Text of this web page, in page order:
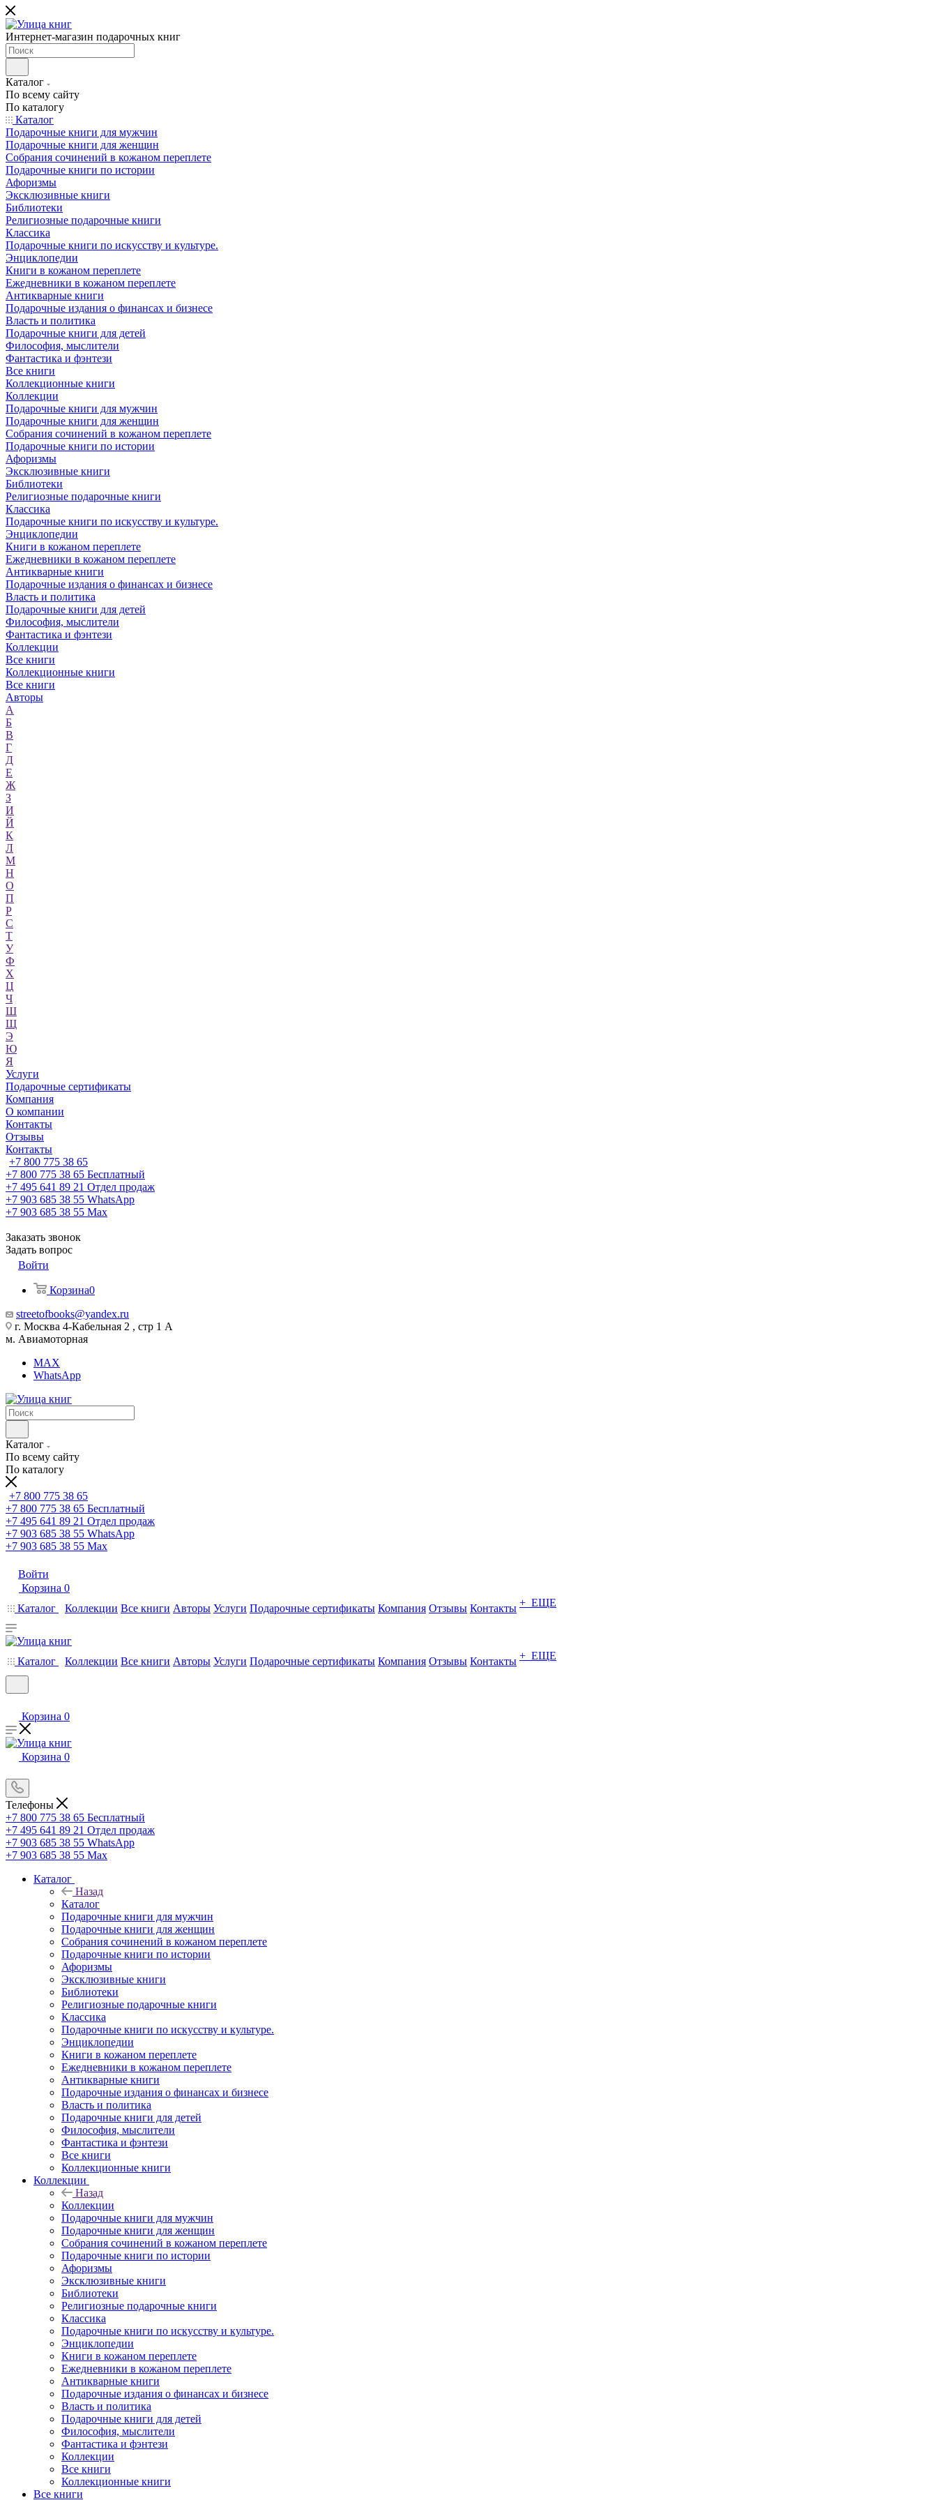
Интернет-магазин подарочных книг
Каталог
По всему сайту
По каталогу
Каталог
Подарочные книги для мужчин
Подарочные книги для женщин
Собрания сочинений в кожаном переплете
Подарочные книги по истории
Афоризмы
Эксклюзивные книги
Библиотеки
Религиозные подарочные книги
Классика
Подарочные книги по искусству и культуре.
Энциклопедии
Книги в кожаном переплете
Ежедневники в кожаном переплете
Антикварные книги
Подарочные издания о финансах и бизнесе
Власть и политика
Подарочные книги для детей
Философия, мыслители
Фантастика и фэнтези
Все книги
Коллекционные книги
Коллекции
Подарочные книги для мужчин
Подарочные книги для женщин
Собрания сочинений в кожаном переплете
Подарочные книги по истории
Афоризмы
Эксклюзивные книги
Библиотеки
Религиозные подарочные книги
Классика
Подарочные книги по искусству и культуре.
Энциклопедии
Книги в кожаном переплете
Ежедневники в кожаном переплете
Антикварные книги
Подарочные издания о финансах и бизнесе
Власть и политика
Подарочные книги для детей
Философия, мыслители
Фантастика и фэнтези
Коллекции
Все книги
Коллекционные книги
Все книги
Авторы
А
Б
В
Г
Д
Е
Ж
З
И
Й
К
Л
М
Н
О
П
Р
С
Т
У
Ф
Х
Ц
Ч
Ш
Щ
Э
Ю
Я
Услуги
Подарочные сертификаты
Компания
О компании
Контакты
Отзывы
Контакты
+7 800 775 38 65
+7 800 775 38 65 Бесплатный
+7 495 641 89 21 Отдел продаж
+7 903 685 38 55 WhatsApp
+7 903 685 38 55 Max
Заказать звонок
Задать вопрос
Войти
Корзина0
streetofbooks@yandex.ru
г. Москва 4-Кабельная 2 , стр 1 А
м. Авиамоторная
MAX
WhatsApp
Каталог
По всему сайту
По каталогу
+7 800 775 38 65
+7 800 775 38 65 Бесплатный
+7 495 641 89 21 Отдел продаж
+7 903 685 38 55 WhatsApp
+7 903 685 38 55 Max
Войти
Корзина 0
Каталог
Коллекции Все книги Авторы Услуги Подарочные сертификаты Компания Отзывы Контакты + ЕЩЕ
Каталог Коллекции Все книги Авторы Услуги Подарочные сертификаты Компания Отзывы Контакты + ЕЩЕ
Корзина 0
Корзина 0
Телефоны
+7 800 775 38 65 Бесплатный
+7 495 641 89 21 Отдел продаж
+7 903 685 38 55 WhatsApp
+7 903 685 38 55 Max
Каталог
Назад
Каталог
Подарочные книги для мужчин
Подарочные книги для женщин
Собрания сочинений в кожаном переплете
Подарочные книги по истории
Афоризмы
Эксклюзивные книги
Библиотеки
Религиозные подарочные книги
Классика
Подарочные книги по искусству и культуре.
Энциклопедии
Книги в кожаном переплете
Ежедневники в кожаном переплете
Антикварные книги
Подарочные издания о финансах и бизнесе
Власть и политика
Подарочные книги для детей
Философия, мыслители
Фантастика и фэнтези
Все книги
Коллекционные книги
Коллекции
Назад
Коллекции
Подарочные книги для мужчин
Подарочные книги для женщин
Собрания сочинений в кожаном переплете
Подарочные книги по истории
Афоризмы
Эксклюзивные книги
Библиотеки
Религиозные подарочные книги
Классика
Подарочные книги по искусству и культуре.
Энциклопедии
Книги в кожаном переплете
Ежедневники в кожаном переплете
Антикварные книги
Подарочные издания о финансах и бизнесе
Власть и политика
Подарочные книги для детей
Философия, мыслители
Фантастика и фэнтези
Коллекции
Все книги
Коллекционные книги
Все книги